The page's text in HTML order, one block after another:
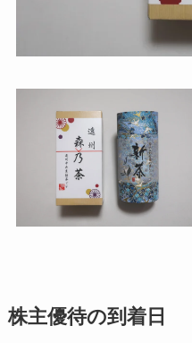
株主優待の到着日